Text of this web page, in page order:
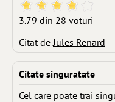
3.79 din 28 voturi
Citat deJules Renard
Citate singuratate
Cel care poate trai